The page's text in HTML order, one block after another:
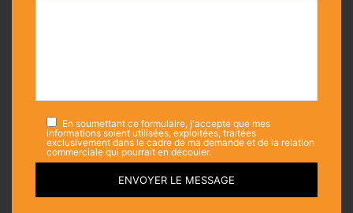
En soumettant ce formulaire, j'accepte que mes
informations soient utilisées, exploitées, traitées
exclusivement dans le cadre de ma demande et de la relation
commerciale qui pourrait en découler.
ENVOYER LE MESSAGE